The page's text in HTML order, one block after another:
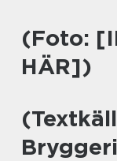
(Foto:
HÄR])